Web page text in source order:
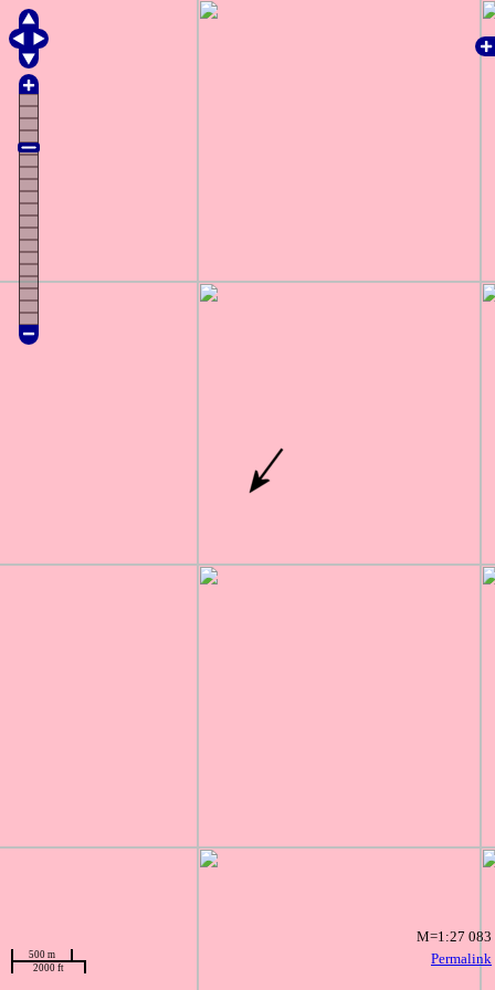
Permalink
500 m
2000 ft
M=1:27 083